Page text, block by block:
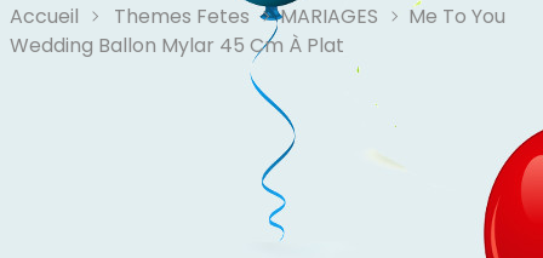
Accueil Themes Fetes MARIAGES
Me To You
Wedding Ballon Mylar 45 Cm À Plat